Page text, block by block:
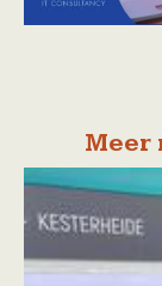
Meer